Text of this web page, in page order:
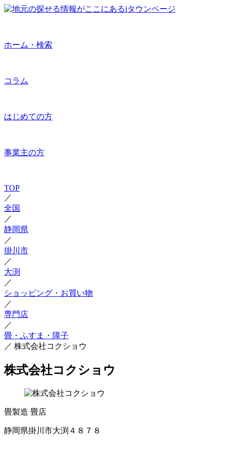
ホーム・検索
コラム
はじめての方
事業主の方
TOP
／
全国
／
静岡県
／
掛川市
／
大渕
／
ショッピング・お買い物
／
専門店
／
畳・ふすま・障子
／ 株式会社コクショウ
株式会社コクショウ
畳製造 畳店
静岡県掛川市大渕４８７８